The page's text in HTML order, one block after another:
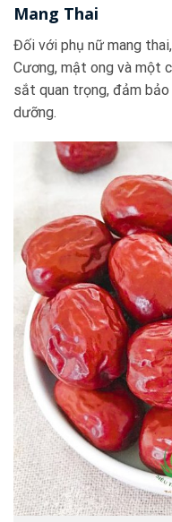
Mang Thai
Đối với phụ nữ mang
Cương, mật ong và một
sắt quan trọng, đảm
dưỡng.